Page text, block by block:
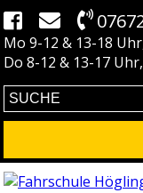
Mo 9-12 & 13-18
Do 8-12 & 13-17